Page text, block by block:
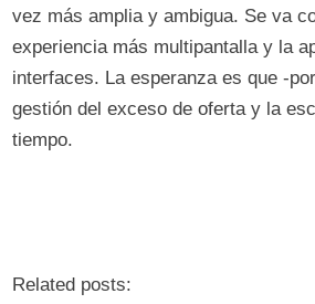
vez más amplia y ambigua. Se va
experiencia más multipantalla y la
interfaces. La esperanza es que -
gestión del exceso de oferta y la
tiempo.
Related posts: